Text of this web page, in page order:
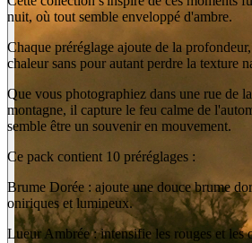
nuit, où tout semble enveloppé d'ambre.
Chaque préréglage ajoute de la
chaleur sans pour autant perdre la texture
Que vous photographiez dans une rue de
montagne, il capture le feu calme de
semble être un souvenir en mouvement.
Ce pack contient 10 préréglages :
Brume Dorée : ajoute une douce brume
oniriques et lumineux.
Lueur Ambrée : intensifie les rouges et les